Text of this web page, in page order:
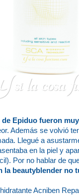
de Epiduo fueron
Además se volvió
Llegué a
en la piel y
Por no hablar de
la beautyblender no
Acniben